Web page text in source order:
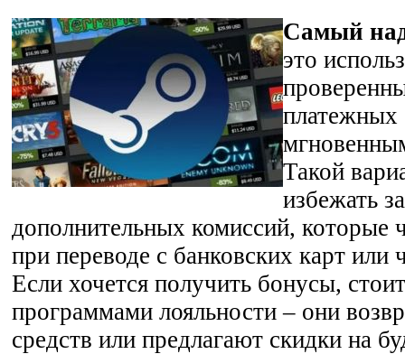
Самый
это
платежных
Такой
избежать
дополнительных комиссий, которые
при переводе с банковских карт или
Если хочется получить бонусы,
программами лояльности – они
средств или предлагают скидки на